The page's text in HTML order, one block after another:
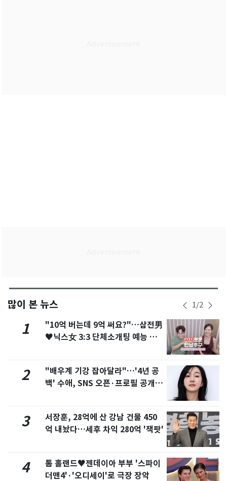
많이 본 뉴스 1/2
1
"10억 버는데 9억 써요?"…삼전男
♥닉스女 3:3 단체소개팅 예능 화
2
"배우계 기강 잡아달라"…'4년 공
백' 수애, SNS 오픈·프로필 공개
3
서장훈, 28억에 산 강남 건물 450
억 내놨다…세후 차익 280억 '잭팟'
4
톰 홀랜드♥젠데이아 부부 '스파이
더맨4'·'오디세이'로 극장 장악